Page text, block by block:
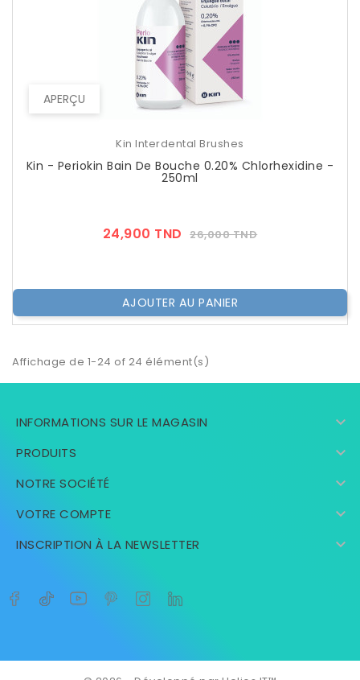
APERÇU
Kin Interdental Brushes
Kin - Periokin Bain De Bouche 0.20% Chlorhexidine -
250ml
24,900 TND Prix
26,000 TNDPrix
AJOUTER AU PANIER
Affichage de 1-24 of 24 élément(s)
INFORMATIONS SUR LE MAGASIN 
PRODUITS 
NOTRE SOCIÉTÉ 
VOTRE COMPTE 
INSCRIPTION À LA NEWSLETTER 